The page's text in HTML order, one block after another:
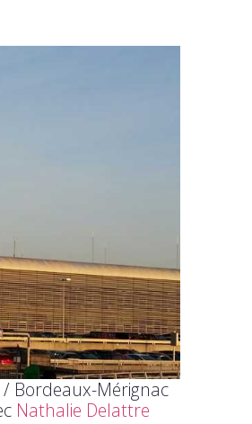
Bordeaux-Mérignac
Nathalie Delattre